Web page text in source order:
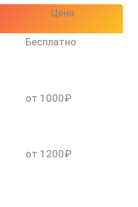
Цена
Бесплатно
от 1000₽
от 1200₽